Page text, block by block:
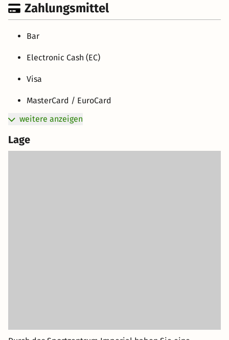
Zahlungsmittel
Bar
Electronic Cash (EC)
Visa
MasterCard / EuroCard
weitere anzeigen
Lage